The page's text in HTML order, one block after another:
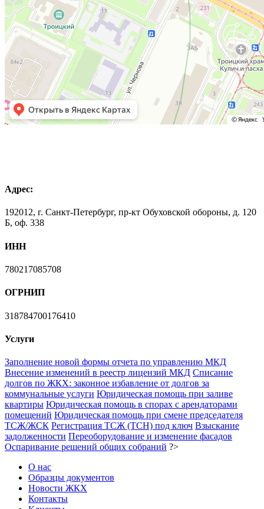
Адрес:
192012, г. Санкт-Петербург, пр-кт Обуховской обороны, д. 120
Б, оф. 338
ИНН
780217085708
ОГРНИП
318784700176410
Услуги
Заполнение новой формы отчета по управлению МКД
Внесение изменений в реестр лицензий МКД Списание
долгов по ЖКХ: законное избавление от долгов за
коммунальные услуги Юридическая помощь при заливе
квартиры Юридическая помощь в спорах с арендаторами
помещений Юридическая помощь при смене председателя
ТСЖ/ЖСК Регистрация ТСЖ (ТСН) под ключ Взыскание
задолженности Переоборудование и изменение фасадов
Оспаривание решений общих собраний ?>
О нас
Образцы документов
Новости ЖКХ
Контакты